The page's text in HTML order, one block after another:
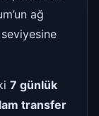
ağ
7 günlük
transfer